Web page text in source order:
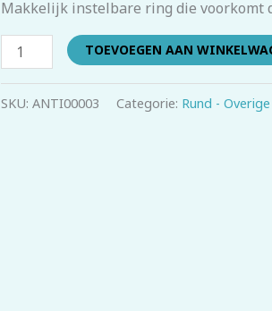
Makkelijk instelbare ring die voorkomt
TOEVOEGEN AAN
SKU: ANTI00003 Categorie: Rund -